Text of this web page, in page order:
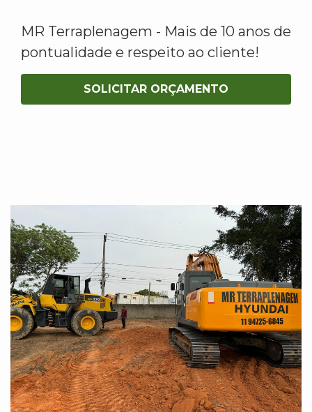
MR Terraplenagem - Mais de 10 anos de
pontualidade e respeito ao cliente!
SOLICITAR ORÇAMENTO